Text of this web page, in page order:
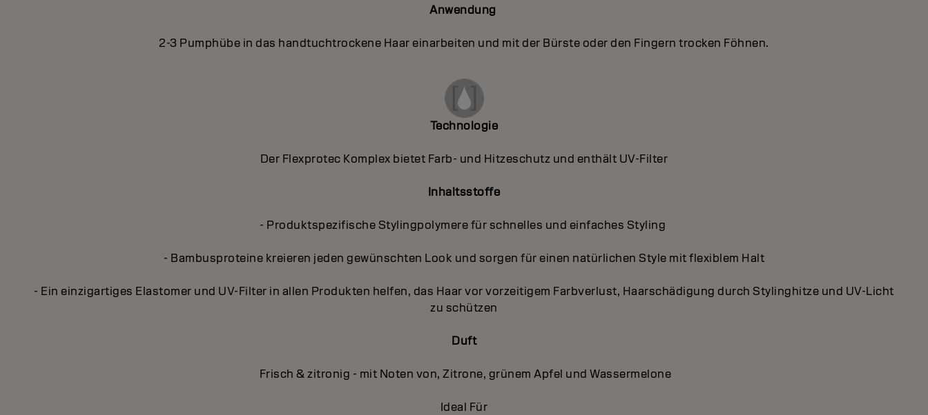
Anwendung
2-3 Pumphübe in das handtuchtrockene Haar einarbeiten und mit der Bürste oder den Fingern trocken Föhnen.
Technologie
Der Flexprotec Komplex bietet Farb- und Hitzeschutz und enthält UV-Filter
Inhaltsstoffe
- Produktspezifische Stylingpolymere für schnelles und einfaches Styling
- Bambusproteine kreieren jeden gewünschten Look und sorgen für einen natürlichen Style mit flexiblem Halt
- Ein einzigartiges Elastomer und UV-Filter in allen Produkten helfen, das Haar vor vorzeitigem Farbverlust, Haarschädigung durch Stylinghitze und UV-Licht
zu schützen
Duft
Frisch & zitronig - mit Noten von, Zitrone, grünem Apfel und Wassermelone
Ideal Für